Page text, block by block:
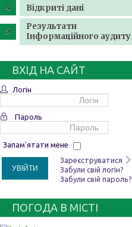
Відкриті дані
Результати
Інформаційного аудиту
ВХІД НА САЙТ
Логін
Пароль
Запам'ятати мене
УВІЙТИ
Зареєструватися
Забули свій логін?
Забули свій пароль?
ПОГОДА В МІСТІ